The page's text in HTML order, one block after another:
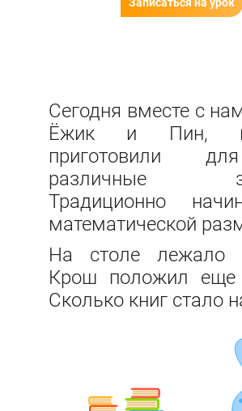
Сегодня вместе с
Ёжик и Пин,
приготовили
различные
Традиционно
математической
На столе лежало
Крош положил еще
Сколько книг стало